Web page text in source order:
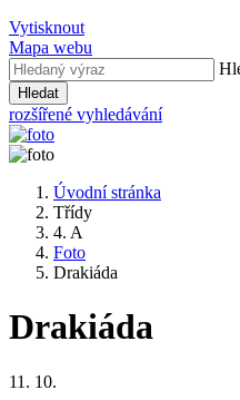
Vytisknout
Mapa webu
Hledat
rozšířené vyhledávání
Úvodní stránka
Třídy
4. A
Foto
Drakiáda
Drakiáda
11. 10.